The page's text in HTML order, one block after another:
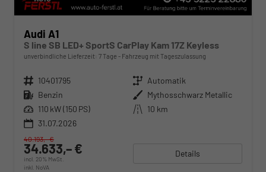
Audi A1
S line SB LED+ SportS CarPlay Kam 17Z Keyless
unverbindliche Lieferzeit: 7 Tage Fahrzeug mit Tageszulassung
Fahrzeugnr. 10401795 Getriebe Automatik
Kraftstoff Benzin Außenfarbe Mythosschwarz Metallic
Leistung 110 kW (150 PS) Kilometerstand 10 km
31.07.2026
34.633,– €
incl. 20% MwSt.
inkl. NoVA
40.193,– €
Details